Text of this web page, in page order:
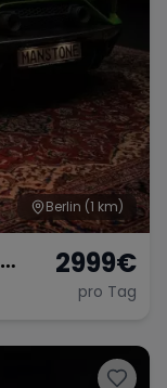
Berlin (1 km)
2999€
pro Tag